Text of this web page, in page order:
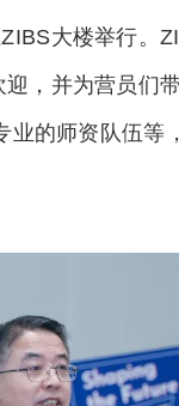
大楼举行。
，并为营员们
业的师资队伍